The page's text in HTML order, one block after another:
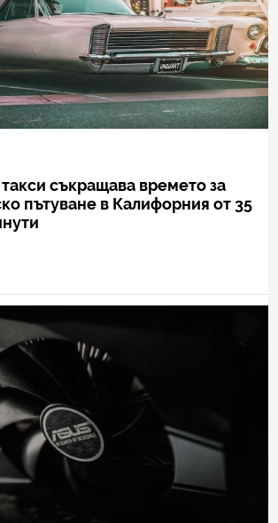
съкращава времето за
пътуване в Калифорния от 35